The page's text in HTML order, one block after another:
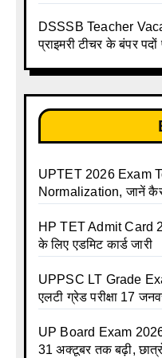
DSSSB Teacher
प्राइमरी टीचर के बंपर पदों
UPTET 2026 Exam
Normalization, जानें
HP TET Admit Card
के लिए एडमिट कार्ड जारी
UPPSC LT Grade
एलटी ग्रेड परीक्षा 17
UP Board Exam 2026
31 अक्टूबर तक बढ़ी,